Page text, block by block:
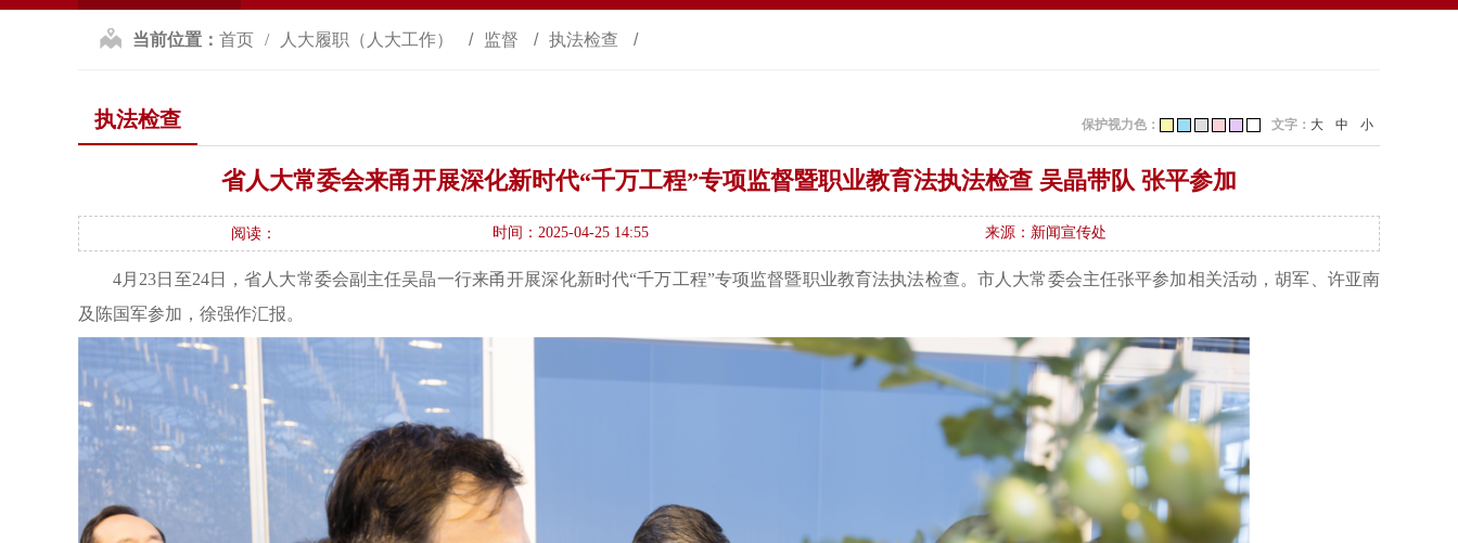
当前位置： 首页 人大履职（人大工作） 监督 执法检查
执法检查 文字： 大 中 小
保护视力色：
省人大常委会来甬开展深化新时代“千万工程”专项监督暨职业教育法执法检查 吴晶带队 张平参加
阅读： 时间：2025-04-25 14:55 来源：新闻宣传处
4月23日至24日，省人大常委会副主任吴晶一行来甬开展深化新时代“千万工程”专项监督暨职业教育法执法检查。市人大常委会主任张平参加相关活动，胡军、许亚南
及陈国军参加，徐强作汇报。